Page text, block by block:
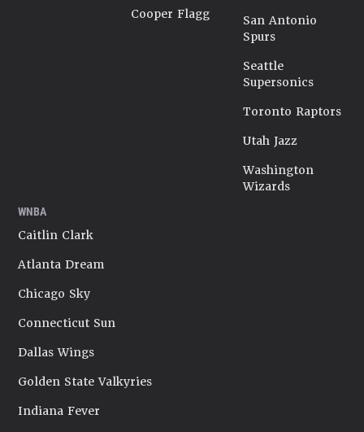
Cooper Flagg
San Antonio
Spurs
Seattle
Supersonics
Toronto Raptors
Utah Jazz
Washington
Wizards
WNBA
Caitlin Clark
Atlanta Dream
Chicago Sky
Connecticut Sun
Dallas Wings
Golden State Valkyries
Indiana Fever